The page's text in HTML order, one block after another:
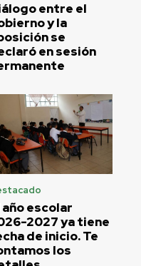
entre el
y la
se
en sesión
año escolar
2027 ya tiene
de inicio. Te
los